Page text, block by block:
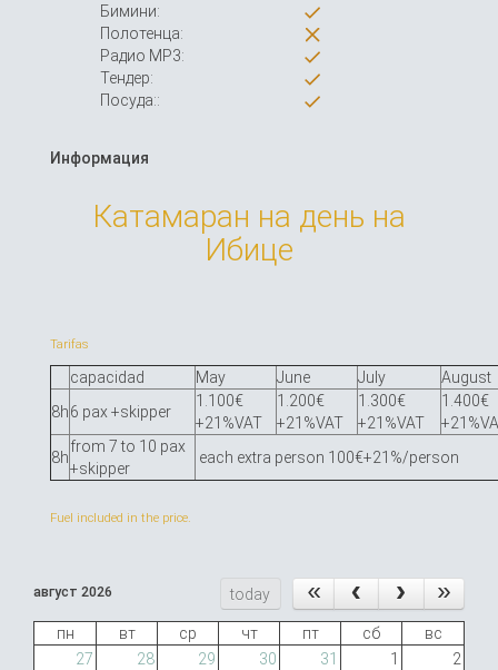
Бимини:
Полотенца:
Радио MP3:
Тендер:
Посуда::
Информация
Катамаран на день на
Ибице
Tarifas
capacidad May June July
August
8h6 pax +skipper
1.100€
+21%VAT
1.200€
+21%VAT
1.300€
+21%VAT
1.400€
8h
from 7 to 10 pax
+skipper
each extra person 100€+21%/person
Fuel included in the price.
август 2026 today
пн вт ср чт пт сб
вс
27
28 29 30 31 1 2